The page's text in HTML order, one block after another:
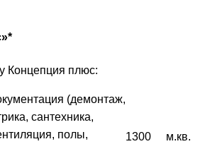
Концепция плюс:
(демонтаж,
сантехника,
полы,
1300 м.кв.